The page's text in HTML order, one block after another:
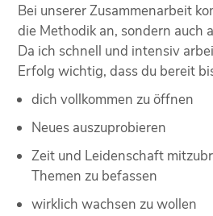
Bei unserer Zusammenarbeit
die Methodik an, sondern auch
Da ich schnell und intensiv
Erfolg wichtig, dass du bereit
dich vollkommen zu öffnen
Neues auszuprobieren
Zeit und Leidenschaft
Themen zu befassen
wirklich wachsen zu wollen